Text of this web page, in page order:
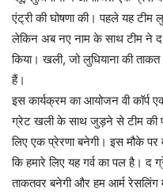
एंट्री की घोषणा की। पहले यह टीम
लेकिन अब नए नाम के साथ टीम ने
किया। खली, जो लुधियाना की
हैं।
इस कार्यक्रम का आयोजन वी कॉर्प
ग्रेट खली के साथ जुड़ने से टीम की
लिए एक प्रेरणा बनेगी। इस मौके पर
कि हमारे लिए यह गर्व का पल है।
ताकतवर बनेगी और हम आर्म